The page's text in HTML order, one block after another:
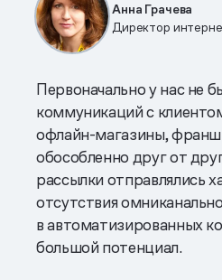
Анна Грачева
Директор
Первоначально у нас не
коммуникаций с
офлайн-магазины,
обособленно друг от
рассылки отправлялись
отсутствия
в автоматизированных
большой потенциал.